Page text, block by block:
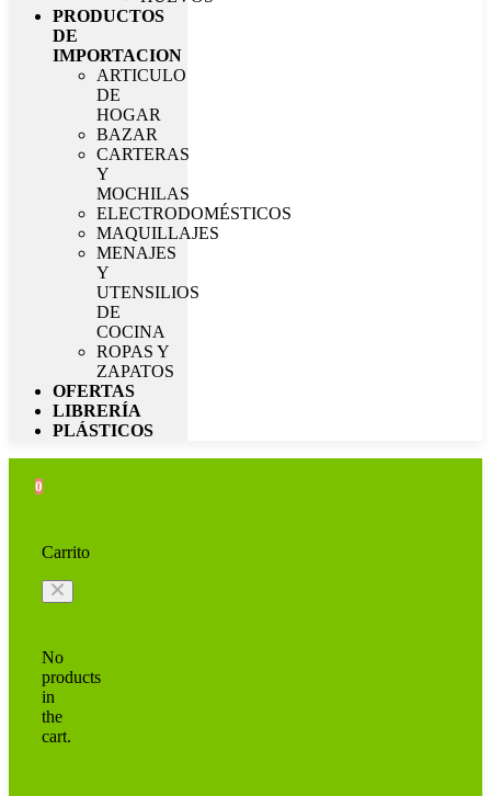
PRODUCTOS
DE
IMPORTACION
ARTICULO
DE
HOGAR
BAZAR
CARTERAS
Y
MOCHILAS
ELECTRODOMÉSTICOS
MAQUILLAJES
MENAJES
Y
UTENSILIOS
DE
COCINA
ROPAS Y
ZAPATOS
OFERTAS
LIBRERÍA
PLÁSTICOS
0
Carrito
No
products
in
the
cart.